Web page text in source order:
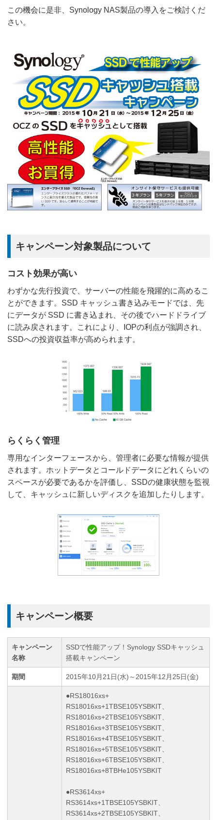
この機会に是非、Synology NAS製品の導入をご検討くだ
さい。
キャンペーン対象製品について
コスト効果が高い
わずかな先行投資で、サーバーの性能を飛躍的に高めるこ
とができます。SSD キャッシュ書き込みモードでは、先
にデータが SSD に書き込まれ、その後でハードドライブ
に読み戻されます。これにより、IOPの利点が強調され、
SSDへの投資収益率が高められます。
らくらく管理
専用なインターフェースから、管理者に必要な情報が提供
されます。ホットデータとコールドデータにどれくらいの
スペースが必要であるかを評価し、SSDの健康状態を監視
して、キャッシュに新しいディスクを追加したりします。
キャンペーン概要
キャンペーン
名称
SSDで性能アップ！Synology SSDキャッシュ
搭載キャンペーン
期間 2015年10月21日(水)～2015年12月25日(金)
●RS18016xs+
RS18016xs+1TBSE105YSBKIT、
RS18016xs+2TBSE105YSBKIT、
RS18016xs+3TBSE105YSBKIT、
RS18016xs+4TBSE105YSBKIT、
RS18016xs+5TBSE105YSBKIT、
RS18016xs+6TBSE105YSBKIT、
RS18016xs+8TBHe105YSBKIT
●RS3614xs+
RS3614xs+1TBSE105YSBKIT、
RS3614xs+2TBSE105YSBKIT、